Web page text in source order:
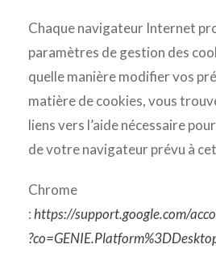
Chaque navigateur Internet
paramètres de gestion des
quelle manière modifier vos
matière de cookies, vous
liens vers l’aide nécessaire
de votre navigateur prévu à
Chrome
:https://support.google.com/